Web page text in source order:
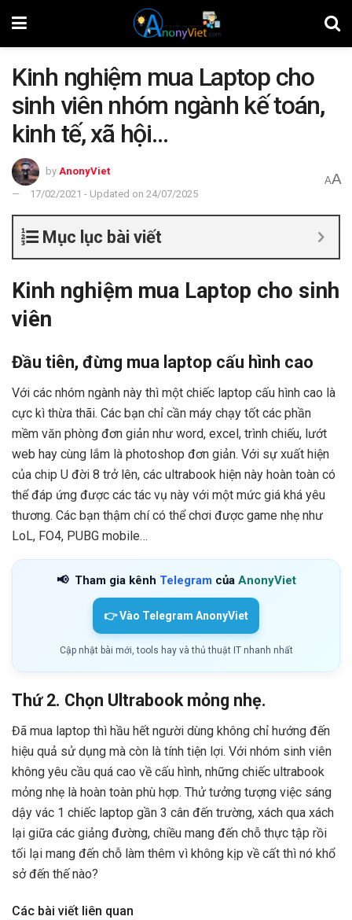
Kinh nghiệm mua Laptop cho
sinh viên nhóm ngành kế toán,
kinh tế, xã hội…
by AnonyViet
17/02/2021 - Updated on 24/07/2025
AA
Mục lục bài viết
Kinh nghiệm mua Laptop cho sinh
viên
Đầu tiên, đừng mua laptop cấu hình cao
Với các nhóm ngành này thì một chiếc laptop cấu hình cao là
cực kì thừa thãi. Các bạn chỉ cần máy chạy tốt các phần
mềm văn phòng đơn giản như word, excel, trình chiếu, lướt
web hay cùng lắm là photoshop đơn giản. Với sự xuất hiện
của chip U đời 8 trở lên, các ultrabook hiện này hoàn toàn có
thể đáp ứng được các tác vụ này với một mức giá khá yêu
thương. Các bạn thậm chí có thể chơi được game nhẹ như
LoL, FO4, PUBG mobile…
📢 Tham gia kênh Telegram của AnonyViet
👉 Vào Telegram AnonyViet
Cập nhật bài mới, tools hay và thủ thuật IT nhanh nhất
Thứ 2. Chọn Ultrabook mỏng nhẹ.
Đã mua laptop thì hầu hết người dùng không chỉ hướng đến
hiệu quả sử dụng mà còn là tính tiện lợi. Với nhóm sinh viên
không yêu cầu quá cao về cấu hình, những chiếc ultrabook
mỏng nhẹ là hoàn toàn phù hợp. Thử tưởng tượng việc sáng
dậy vác 1 chiếc laptop gần 3 cân đến trường, xách qua xách
lại giữa các giảng đường, chiều mang đến chỗ thực tập rồi
tối lại mang đến chỗ làm thêm vì không kịp về cất thì nó khổ
sở đến thế nào?
Các bài viết liên quan